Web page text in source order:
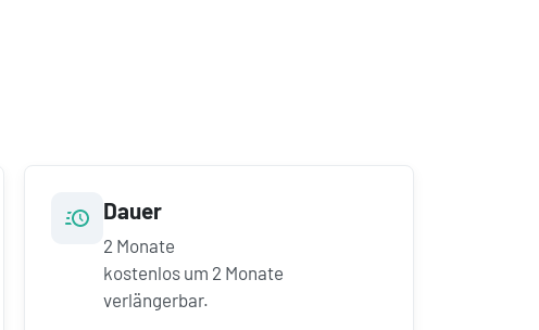
Dauer
2 Monate
kostenlos um 2 Monate
verlängerbar.